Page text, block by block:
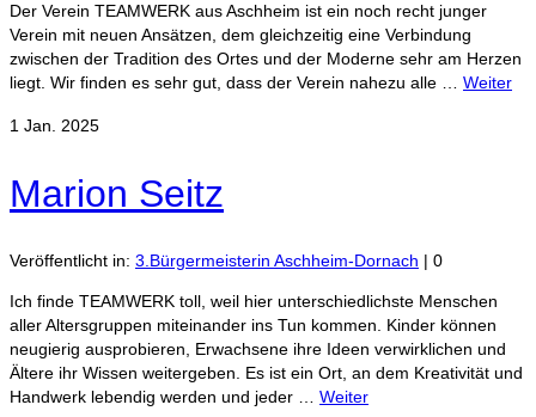
Der Verein TEAMWERK aus Aschheim ist ein noch recht junger
Verein mit neuen Ansätzen, dem gleichzeitig eine Verbindung
zwischen der Tradition des Ortes und der Moderne sehr am Herzen
liegt. Wir finden es sehr gut, dass der Verein nahezu alle … Weiter
1 Jan. 2025
Marion Seitz
Veröffentlicht in: 3.Bürgermeisterin Aschheim-Dornach | 0
Ich finde TEAMWERK toll, weil hier unterschiedlichste Menschen
aller Altersgruppen miteinander ins Tun kommen. Kinder können
neugierig ausprobieren, Erwachsene ihre Ideen verwirklichen und
Ältere ihr Wissen weitergeben. Es ist ein Ort, an dem Kreativität und
Handwerk lebendig werden und jeder … Weiter